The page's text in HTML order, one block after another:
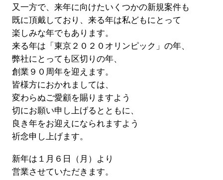
又一方で、来年に向けたいくつかの新規案件も
既に頂戴しており、来る年は私どもにとって
楽しみな年でもあります。
来る年は「東京２０２０オリンピック」の年、
弊社にとっても区切りの年、
創業９０周年を迎えます。
皆様方におかれましては、
変わらぬご愛顧を賜りますよう
切にお願い申し上げるとともに、
良き年をお迎えになられますよう
祈念申し上げます。
新年は１月６日（月）より
営業させていただきます。